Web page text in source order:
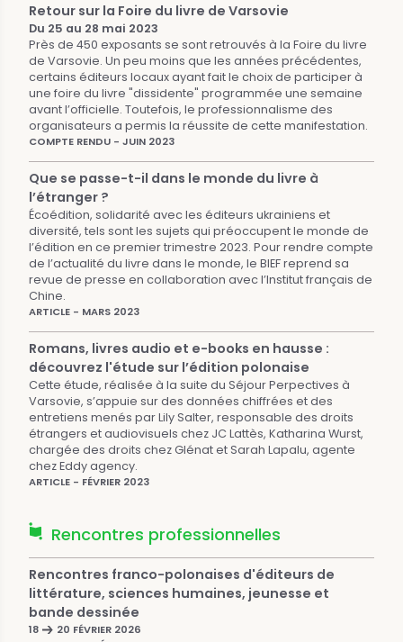
Retour sur la Foire du livre de Varsovie
Du 25 au 28 mai 2023
Près de 450 exposants se sont retrouvés à la Foire du livre
de Varsovie. Un peu moins que les années précédentes,
certains éditeurs locaux ayant fait le choix de participer à
une foire du livre "dissidente" programmée une semaine
avant l’officielle. Toutefois, le professionnalisme des
organisateurs a permis la réussite de cette manifestation.
COMPTE RENDU - JUIN 2023
Que se passe-t-il dans le monde du livre à
l’étranger ?
Écoédition, solidarité avec les éditeurs ukrainiens et
diversité, tels sont les sujets qui préoccupent le monde de
l’édition en ce premier trimestre 2023. Pour rendre compte
de l’actualité du livre dans le monde, le BIEF reprend sa
revue de presse en collaboration avec l’Institut français de
Chine.
ARTICLE - MARS 2023
Romans, livres audio et e-books en hausse :
découvrez l'étude sur l’édition polonaise
Cette étude, réalisée à la suite du Séjour Perpectives à
Varsovie, s’appuie sur des données chiffrées et des
entretiens menés par Lily Salter, responsable des droits
étrangers et audiovisuels chez JC Lattès, Katharina Wurst,
chargée des droits chez Glénat et Sarah Lapalu, agente
chez Eddy agency.
ARTICLE - FÉVRIER 2023
Rencontres professionnelles
Rencontres franco-polonaises d'éditeurs de
littérature, sciences humaines, jeunesse et
bande dessinée
18
20 FÉVRIER 2026